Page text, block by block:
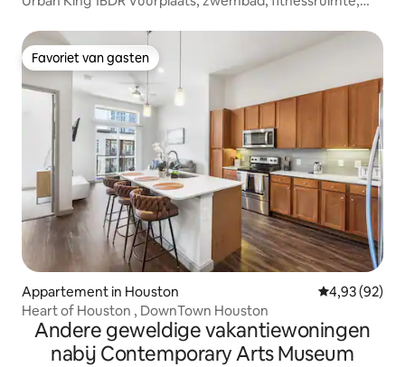
Favoriet van gasten
Favoriet van gasten
Appartement in Houston Gemiddelde
4,93 (92)
Heart of Houston , DownTown Houston
Andere geweldige vakantiewoningen
nabij Contemporary Arts Museum